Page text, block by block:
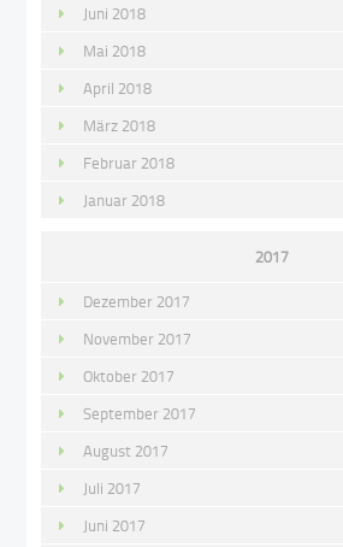
Juni 2018
Mai 2018
April 2018
März 2018
Februar 2018
Januar 2018
2017
Dezember 2017
November 2017
Oktober 2017
September 2017
August 2017
Juli 2017
Juni 2017